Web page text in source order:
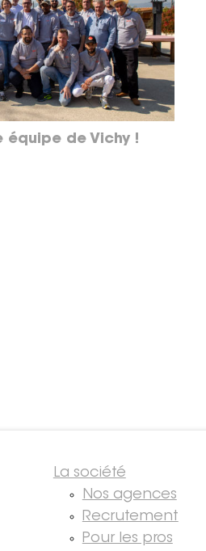
équipe de Vichy !
La société
Nos agences
Recrutement
Pour les pros